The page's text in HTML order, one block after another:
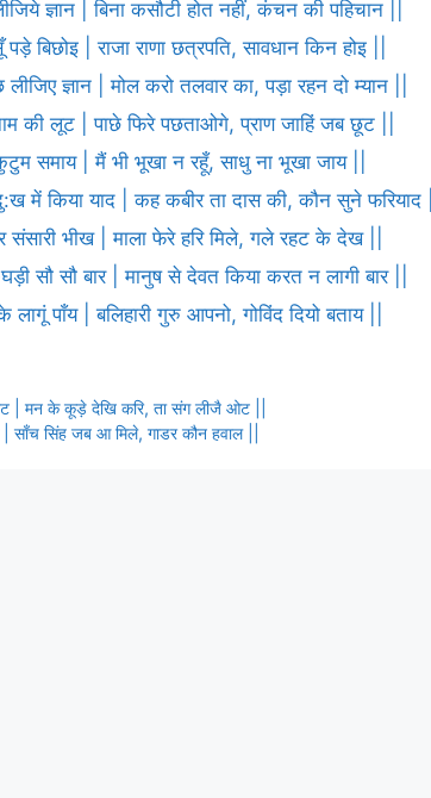
ज्ञान | बिना कसौटी होत नहीं, कंचन की पहिचान ||
बिछोइ | राजा राणा छत्रपति, सावधान किन होइ ||
ज्ञान | मोल करो तलवार का, पड़ा रहन दो म्यान ||
की लूट | पाछे फिरे पछताओगे, प्राण जाहिं जब छूट ||
समाय | मैं भी भूखा न रहूँ, साधु ना भूखा जाय ||
में किया याद | कह कबीर ता दास की, कौन सुने फरियाद ||
संसारी भीख | माला फेरे हरि मिले, गले रहट के देख ||
सौ सौ बार | मानुष से देवत किया करत न लागी बार ||
पाँय | बलिहारी गुरु आपनो, गोविंद दियो बताय ||
| मन के कूड़े देखि करि, ता संग लीजै ओट ||
साँच सिंह जब आ मिले, गाडर कौन हवाल ||